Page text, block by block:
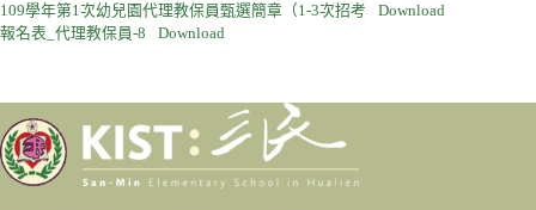
109學年第1次幼兒園代理教保員甄選簡章（1-3次招考
Download
報名表_代理教保員-8
Download